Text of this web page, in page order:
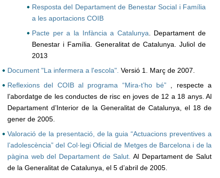
Resposta del Departament de Benestar Social i Família
a les aportacions COIB
Pacte per a la Infància a Catalunya. Departament de
Benestar i Família. Generalitat de Catalunya. Juliol de
2013
Document "La infermera a l'escola". Versió 1. Març de 2007.
Reflexions del COIB al programa “Mira-t’ho bé” , respecte a
l’abordatge de les conductes de risc en joves de 12 a 18 anys. Al
Departament d’Interior de la Generalitat de Catalunya, el 18 de
gener de 2005.
Valoració de la presentació, de la guia “Actuacions preventives a
l’adolescència” del Col·legi Oficial de Metges de Barcelona i de la
pàgina web del Departament de Salut. Al Departament de Salut
de la Generalitat de Catalunya, el 5 d’abril de 2005.